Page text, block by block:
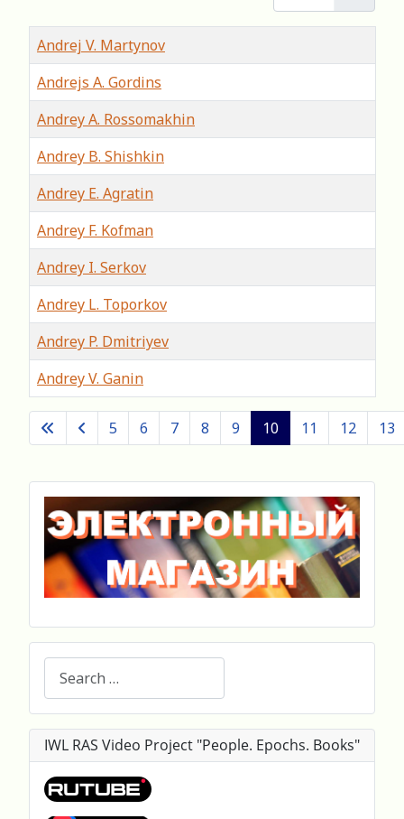
Articles
Title
Andrej V. Martynov
Andrejs A. Gordins
Andrey A. Rossomakhin
Andrey B. Shishkin
Andrey E. Agratin
Andrey F. Kofman
Andrey I. Serkov
Andrey L. Toporkov
Andrey P. Dmitriyev
Andrey V. Ganin
Page 10 of 89
5 6 7 8 9 10 11 12 13
Search
IWL RAS Video Project "People. Epochs. Books"